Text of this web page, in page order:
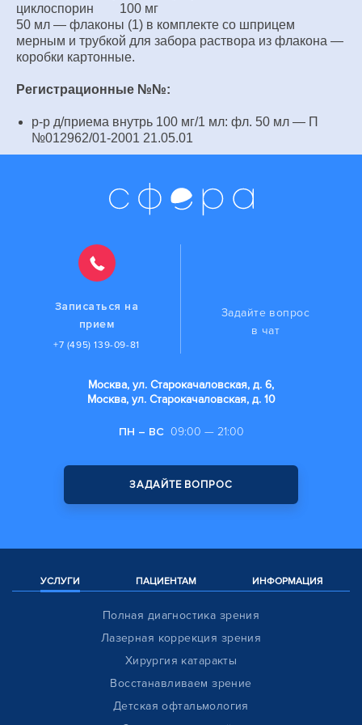
циклоспорин 100 мг
50 мл — флаконы (1) в комплекте со шприцем
мерным и трубкой для забора раствора из флакона —
коробки картонные.
Регистрационные №№:
р-р д/приема внутрь 100 мг/1 мл: фл. 50 мл — П
№012962/01-2001 21.05.01
Записаться на
прием
+7 (495) 139-09-81
Задайте вопрос
в чат
Москва, ул. Старокачаловская, д. 6,
Москва, ул. Старокачаловская, д. 10
ПН – ВС 09:00 — 21:00
ЗАДАЙТЕ ВОПРОС
УСЛУГИ ПАЦИЕНТАМ ИНФОРМАЦИЯ
Полная диагностика зрения
Лазерная коррекция зрения
Хирургия катаракты
Восстанавливаем зрение
Детская офтальмология